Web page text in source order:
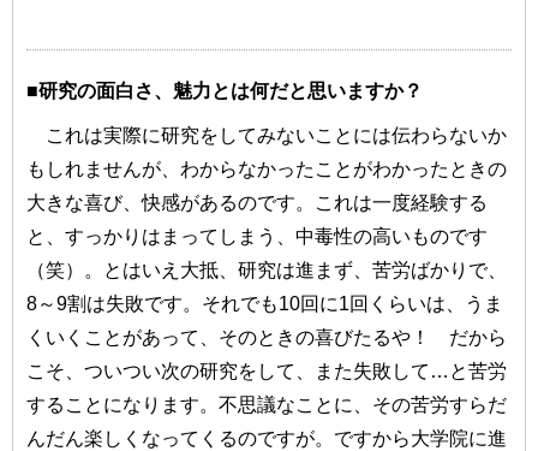
■研究の面白さ、魅力とは何だと思いますか？
これは実際に研究をしてみないことには伝わらないか
もしれませんが、わからなかったことがわかったときの
大きな喜び、快感があるのです。これは一度経験する
と、すっかりはまってしまう、中毒性の高いものです
（笑）。とはいえ大抵、研究は進まず、苦労ばかりで、
8～9割は失敗です。それでも10回に1回くらいは、うま
くいくことがあって、そのときの喜びたるや！ だから
こそ、ついつい次の研究をして、また失敗して…と苦労
することになります。不思議なことに、その苦労すらだ
んだん楽しくなってくるのですが。ですから大学院に進